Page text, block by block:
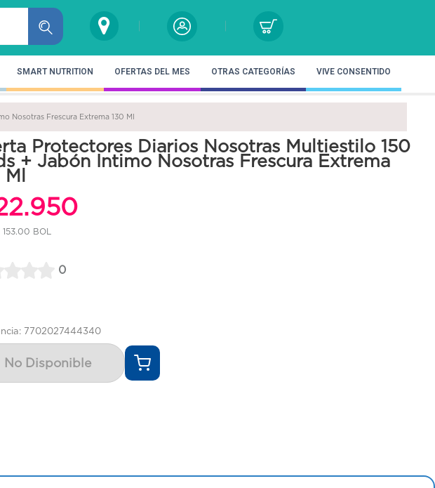
SMART NUTRITION OFERTAS DEL MES OTRAS CATEGORÍAS VIVE CONSENTIDO
Nosotras Frescura Extrema 130 Ml
Protectores Diarios Nosotras Multiestilo 150
+ Jabón Intimo Nosotras Frescura Extrema
153.00 BOL
0
7702027444340
No Disponible